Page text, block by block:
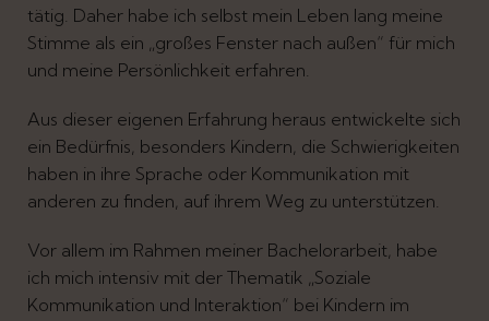
tätig. Daher habe ich selbst mein Leben lang meine
Stimme als ein „großes Fenster nach außen“ für mich
und meine Persönlichkeit erfahren.
Aus dieser eigenen Erfahrung heraus entwickelte sich
ein Bedürfnis, besonders Kindern, die Schwierigkeiten
haben in ihre Sprache oder Kommunikation mit
anderen zu finden, auf ihrem Weg zu unterstützen.
Vor allem im Rahmen meiner Bachelorarbeit, habe
ich mich intensiv mit der Thematik „Soziale
Kommunikation und Interaktion“ bei Kindern im